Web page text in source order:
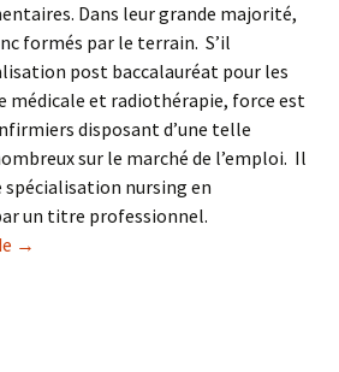
Dans leur grande majorité,
formés par le terrain. S’il
post baccalauréat pour les
médicale et radiothérapie, force est
disposant d’une telle
sur le marché de l’emploi. Il
nursing en
un titre professionnel.
Introduction
→